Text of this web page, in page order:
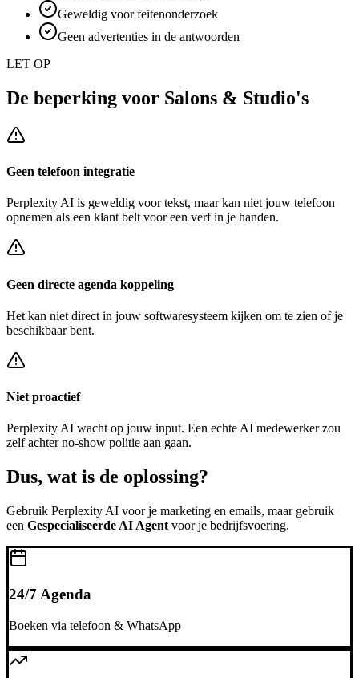
Geweldig voor feitenonderzoek
Geen advertenties in de antwoorden
LET OP
De beperking voor Salons & Studio's
Geen telefoon integratie
Perplexity AI is geweldig voor tekst, maar kan niet jouw telefoon
opnemen als een klant belt voor een verf in je handen.
Geen directe agenda koppeling
Het kan niet direct in jouw softwaresysteem kijken om te zien of je
beschikbaar bent.
Niet proactief
Perplexity AI wacht op jouw input. Een echte AI medewerker zou
zelf achterno-show politie aan gaan.
Dus, wat is de oplossing?
Gebruik Perplexity AI voor je marketing en emails, maar gebruik
een Gespecialiseerde AI Agent voor je bedrijfsvoering.
24/7 Agenda
Boeken via telefoon & WhatsApp